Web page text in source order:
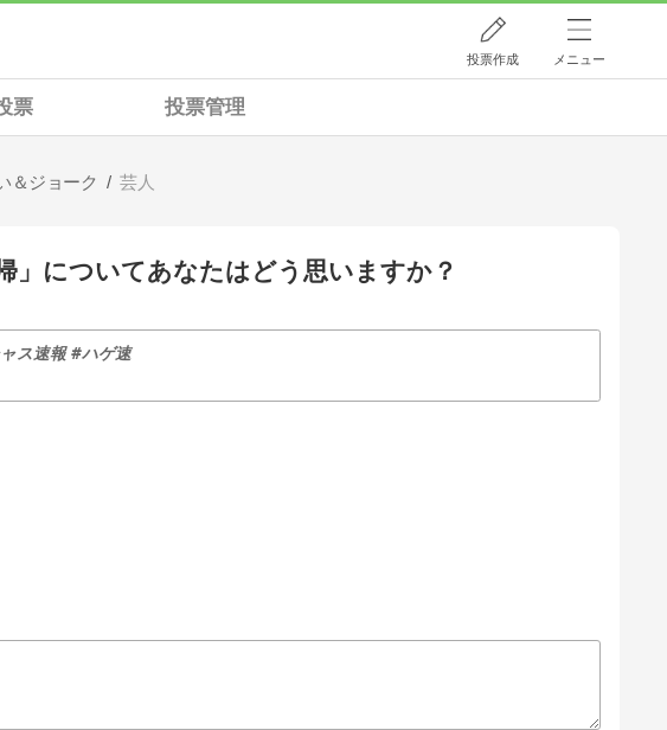
投票作成 メニュー
票 投票管理
＆ジョーク 芸人
」についてあなたはどう思いますか？
ス速報 #ハゲ速